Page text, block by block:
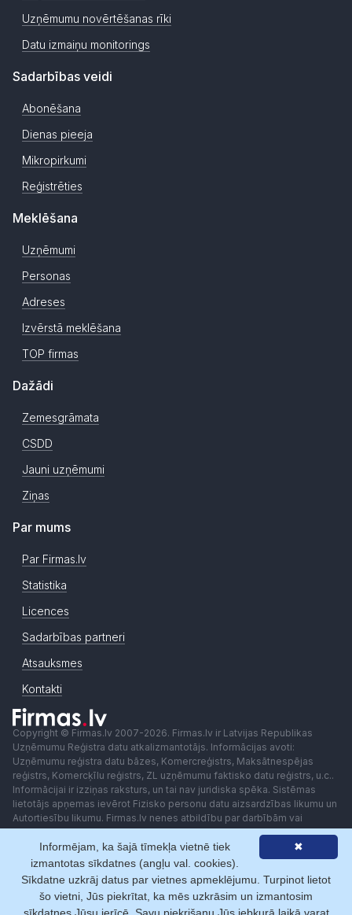
Uzņēmumu novērtēšanas rīki
Datu izmaiņu monitorings
Sadarbības veidi
Abonēšana
Dienas pieeja
Mikropirkumi
Reģistrēties
Meklēšana
Uzņēmumi
Personas
Adreses
Izvērstā meklēšana
TOP firmas
Dažādi
Zemesgrāmata
CSDD
Jauni uzņēmumi
Ziņas
Par mums
Par Firmas.lv
Statistika
Licences
Sadarbības partneri
Atsauksmes
Kontakti
Copyright © Firmas.lv 2007-2026. Firmas.lv ir Latvijas Republikas
Uzņēmumu Reģistra datu atkalizmantotājs. Informācijas avoti:
Uzņēmumu reģistra datu bāzes, Komercreģistrs, Maksātnespējas
reģistrs, Komercķīlu reģistrs, ZL uzņēmumu faktisko datu reģistrs, u.c..
Informācijai ir izziņas raksturs, un tai nav juridiska spēka. Sistēmas
lietotājs apņemas ievērot Fizisko personu datu aizsardzības likumu un
Autortiesību likumu. Firmas.lv nenes atbildību par darbībām vai
lēmumiem, kas balstīti uz saņemto pakalpojumu. Lietotājam aizliegts
izmantot jebkādas automatizētas sistēmas vai iekārtas (robotus)
piekļuvei sistēmai bez rakstiskas saskaņošanas ar Firmas.lv. Galvenā
redaktore: Ingūna Pempere.
Lietošanas noteikumi
Privātuma politika Norēķini ar
✖
Informējam, ka šajā tīmekļa vietnē tiek
izmantotas sīkdatnes (angļu val. cookies).
Sīkdatne uzkrāj datus par vietnes apmeklējumu. Turpinot lietot
šo vietni, Jūs piekrītat, ka mēs uzkrāsim un izmantosim